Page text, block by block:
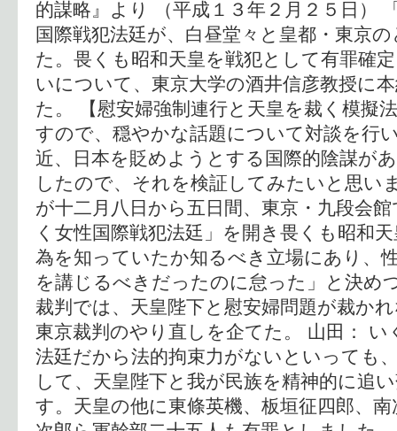
的謀略』より （平成１３年２月２５日）
国際戦犯法廷が、白昼堂々と皇都・東京
た。畏くも昭和天皇を戦犯として有罪確
いについて、東京大学の酒井信彦教授に
た。 【慰安婦強制連行と天皇を裁く模擬
すので、穏やかな話題について対談を行
近、日本を貶めようとする国際的陰謀が
したので、それを検証してみたいと思い
が十二月八日から五日間、東京・九段会
く女性国際戦犯法廷」を開き畏くも昭和
為を知っていたか知るべき立場にあり、
を講じるべきだったのに怠った」と決め
裁判では、天皇陛下と慰安婦問題が裁か
東京裁判のやり直しを企てた。 山田：
法廷だから法的拘束力がないといっても
して、天皇陛下と我が民族を精神的に追
す。天皇の他に東條英機、板垣征四郎、